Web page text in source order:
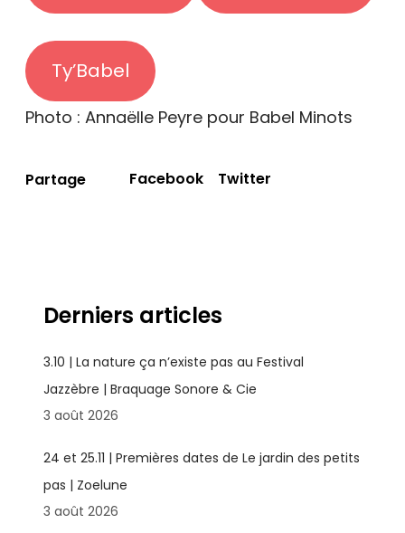
Ty’Babel
Photo : Annaëlle Peyre pour Babel Minots
Partage Facebook Twitter
Derniers articles
3.10 | La nature ça n’existe pas au Festival
Jazzèbre | Braquage Sonore & Cie
3 août 2026
24 et 25.11 | Premières dates de Le jardin des petits
pas | Zoelune
3 août 2026